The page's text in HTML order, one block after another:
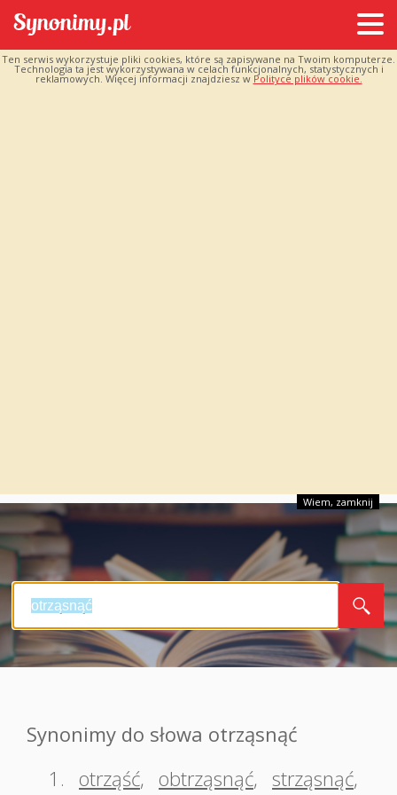
Ten serwis wykorzystuje pliki cookies, które są zapisywane na Twoim komputerze.
Technologia ta jest wykorzystywana w celach funkcjonalnych, statystycznych i
reklamowych. Więcej informacji znajdziesz w Polityce plików cookie.
Wiem, zamknij
Synonimy do słowa otrząsnąć
1.
otrząść, obtrząsnąć, strząsnąć,